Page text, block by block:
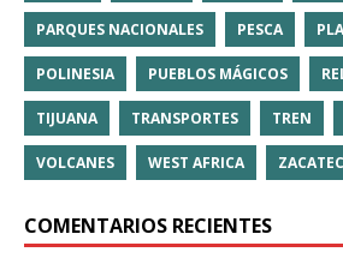
PARQUES NACIONALES PESCA
POLINESIA PUEBLOS MÁGICOS
TIJUANA TRANSPORTES TREN
VOLCANES WEST AFRICA
COMENTARIOS RECIENTES